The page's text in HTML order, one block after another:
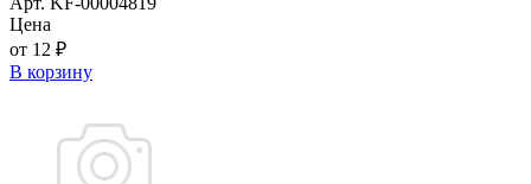
Цена
от 12 ₽
В корзину